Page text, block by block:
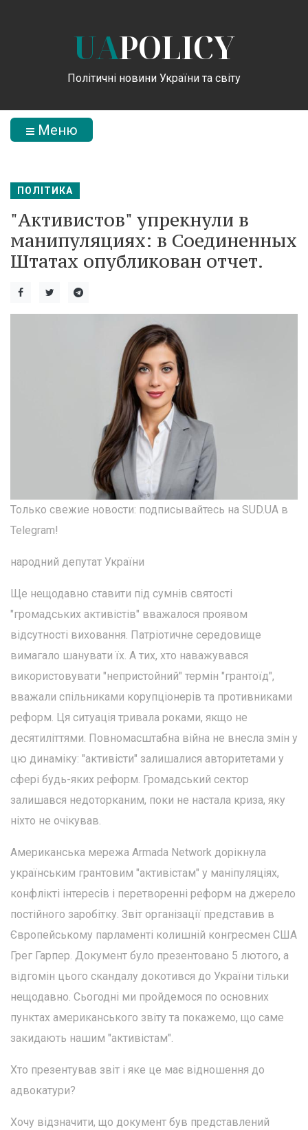
UAPOLICY
Політичні новини України та світу
Меню
ПОЛІТИКА
"Активистов" упрекнули в
манипуляциях: в Соединенных
Штатах опубликован отчет.
Только свежие новости: подписывайтесь на SUD.UA в
Telegram!
народний депутат України
Ще нещодавно ставити під сумнів святості
"громадських активістів" вважалося проявом
відсутності виховання. Патріотичне середовище
вимагало шанувати їх. А тих, хто наважувався
використовувати "непристойний" термін "грантоїд",
вважали спільниками корупціонерів та противниками
реформ. Ця ситуація тривала роками, якщо не
десятиліттями. Повномасштабна війна не внесла змін у
цю динаміку: "активісти" залишалися авторитетами у
сфері будь-яких реформ. Громадський сектор
залишався недоторканим, поки не настала криза, яку
ніхто не очікував.
Американська мережа Armada Network дорікнула
українським грантовим "активістам" у маніпуляціях,
конфлікті інтересів і перетворенні реформ на джерело
постійного заробітку. Звіт організації представив в
Європейському парламенті колишній конгресмен США
Грег Гарпер. Документ було презентовано 5 лютого, а
відгомін цього скандалу докотився до України тільки
нещодавно. Сьогодні ми пройдемося по основних
пунктах американського звіту та покажемо, що саме
закидають нашим "активістам".
Хто презентував звіт і яке це має відношення до
адвокатури?
Хочу відзначити, що документ був представлений